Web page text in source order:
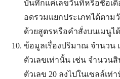
บันทึกแค่เลขวันที่หรือชื่อเดื
อดรวมแยกประเภทได้ตาม
ด้วยสูตรหรือคำสั่งบนเมนูไ
ข้อมูลเรื่องปริมาณ จำนวน
ตัวเลขเท่านั้น เช่น จำนวน
ตัวเลข 20 ลงไปในเซลล์เ